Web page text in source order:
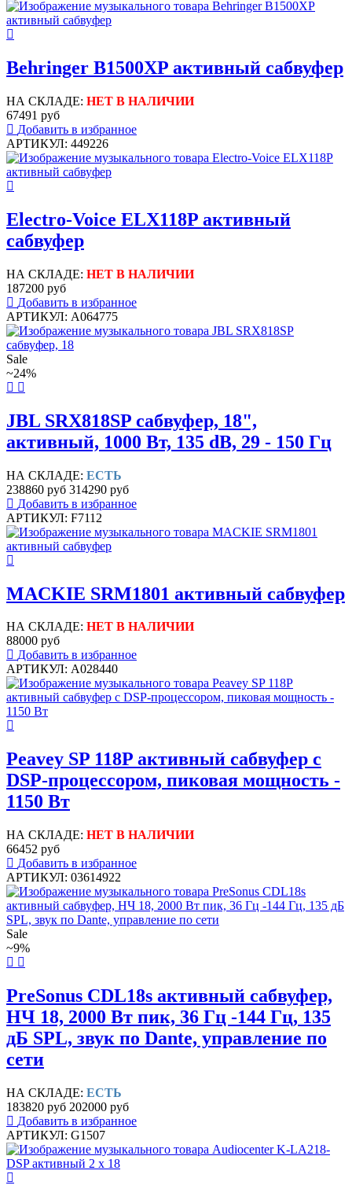
Behringer B1500XP активный сабвуфер
НА СКЛАДЕ: НЕТ В НАЛИЧИИ
67491 руб
Добавить в избранное
АРТИКУЛ: 449226
Electro-Voice ELX118P активный
сабвуфер
НА СКЛАДЕ: НЕТ В НАЛИЧИИ
187200 руб
Добавить в избранное
АРТИКУЛ: A064775
Sale
~24%
JBL SRX818SP сабвуфер, 18",
активный, 1000 Вт, 135 dB, 29 - 150 Гц
НА СКЛАДЕ: ЕСТЬ
238860 руб 314290 руб
Добавить в избранное
АРТИКУЛ: F7112
MACKIE SRM1801 активный сабвуфер
НА СКЛАДЕ: НЕТ В НАЛИЧИИ
88000 руб
Добавить в избранное
АРТИКУЛ: A028440
Peavey SP 118P активный сабвуфер с
DSP-процессором, пиковая мощность -
1150 Вт
НА СКЛАДЕ: НЕТ В НАЛИЧИИ
66452 руб
Добавить в избранное
АРТИКУЛ: 03614922
Sale
~9%
PreSonus CDL18s активный сабвуфер,
НЧ 18, 2000 Вт пик, 36 Гц -144 Гц, 135
дБ SPL, звук по Dante, управление по
сети
НА СКЛАДЕ: ЕСТЬ
183820 руб 202000 руб
Добавить в избранное
АРТИКУЛ: G1507